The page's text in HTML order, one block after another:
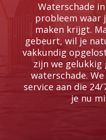
Waterschade
probleem waar
maken krijgt.​
gebeurt, wil je
vakkundig
zijn we
waterschade.​
service aan die
je nu